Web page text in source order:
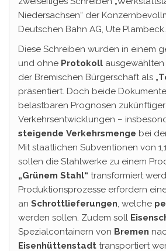
Niedersachsen“ der
Deutschen Bahn AG, Ute Plambeck.
Diese Schreiben wurden in einem
und ohne Protokoll
der Bremischen Bürgerschaft als „
präsentiert. Doch beide
belastbaren Prognosen zukünftiger
Verkehrsentwicklungen –
steigende Verkehrsmenge bei
Mit staatlichen Subventionen von
sollen die Stahlwerke zu einem
„Grünem Stahl“ transformiert
Produktionsprozesse erfordern
an Schrottlieferungen, welche
werden sollen. Zudem soll
Spezialcontainern von Bremen
Eisenhüttenstadt transportiert